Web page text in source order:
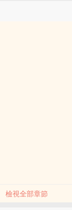
檢視全部章節